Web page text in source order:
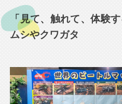
「見て、触れて、体験
ムシやクワガタ